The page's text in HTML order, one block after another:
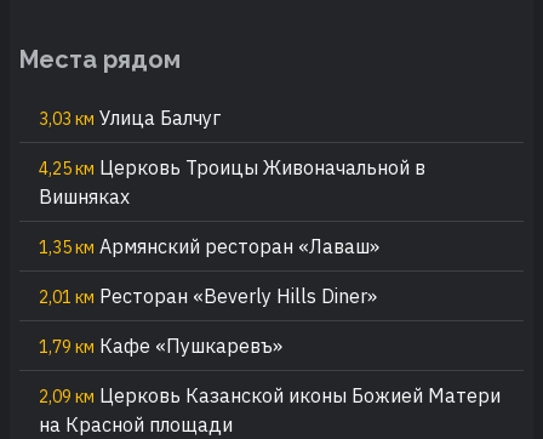
Места рядом
3,03 км Улица Балчуг
4,25 км Церковь Троицы Живоначальной в
Вишняках
1,35 км Армянский ресторан «Лаваш»
2,01 км Ресторан «Beverly Hills Diner»
1,79 км Кафе «Пушкаревъ»
2,09 км Церковь Казанской иконы Божией Матери
на Красной площади